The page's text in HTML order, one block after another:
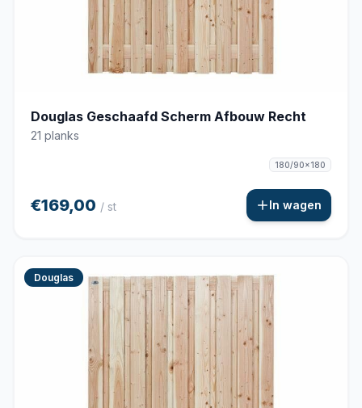
Douglas Geschaafd Scherm Afbouw Recht
21 planks
180/90x180
€169,00 / st In wagen
Douglas